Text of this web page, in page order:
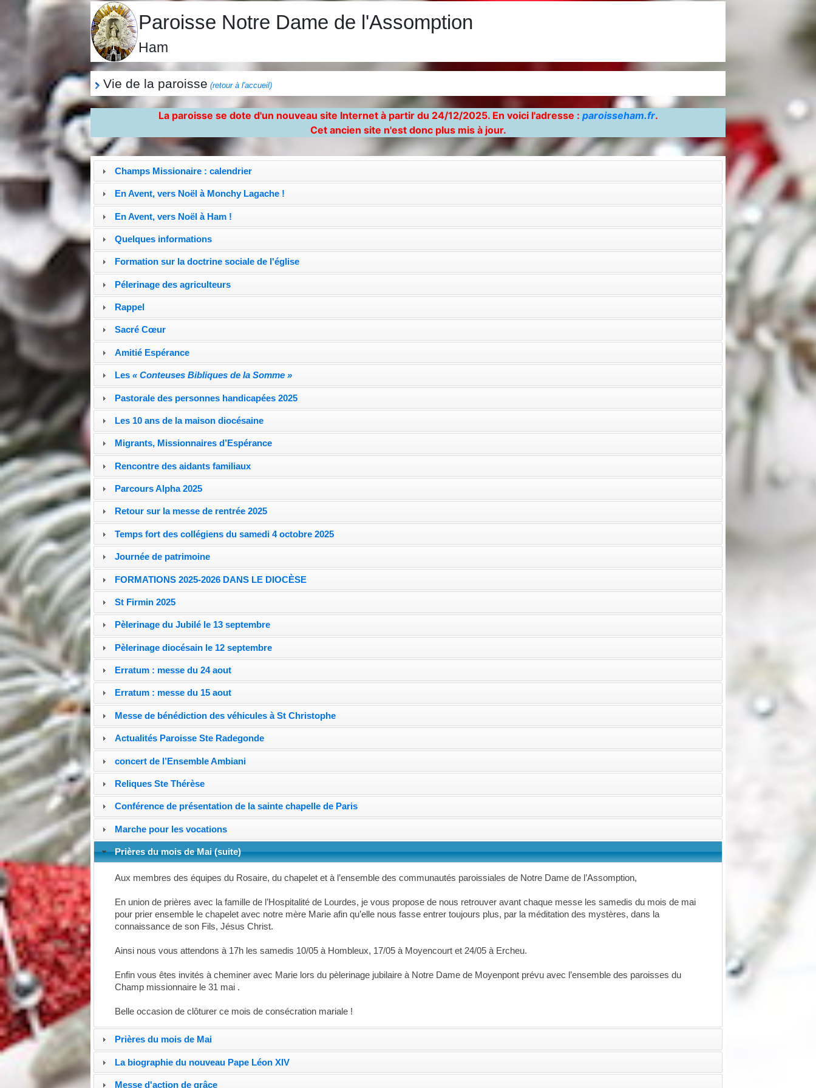
Paroisse Notre Dame de l'Assomption
Ham
Vie de la paroisse (retour à l'accueil)
La paroisse se dote d'un nouveau site Internet à partir du 24/12/2025. En voici l'adresse : paroisseham.fr.
Cet ancien site n'est donc plus mis à jour.
Champs Missionaire : calendrier
En Avent, vers Noël à Monchy Lagache !
En Avent, vers Noël à Ham !
Quelques informations
Formation sur la doctrine sociale de l'église
Pélerinage des agriculteurs
Rappel
Sacré Cœur
Amitié Espérance
Les« Conteuses Bibliques de la Somme »
Pastorale des personnes handicapées 2025
Les 10 ans de la maison diocésaine
Migrants, Missionnaires d’Espérance
Rencontre des aidants familiaux
Parcours Alpha 2025
Retour sur la messe de rentrée 2025
Temps fort des collégiens du samedi 4 octobre 2025
Journée de patrimoine
FORMATIONS 2025-2026 DANS LE DIOCÈSE
St Firmin 2025
Pèlerinage du Jubilé le 13 septembre
Pèlerinage diocésain le 12 septembre
Erratum : messe du 24 aout
Erratum : messe du 15 aout
Messe de bénédiction des véhicules à St Christophe
Actualités Paroisse Ste Radegonde
concert de l’Ensemble Ambiani
Reliques Ste Thérèse
Conférence de présentation de la sainte chapelle de Paris
Marche pour les vocations
Prières du mois de Mai (suite)
Aux membres des équipes du Rosaire, du chapelet et à l’ensemble des communautés paroissiales de Notre Dame de l’Assomption,
En union de prières avec la famille de l’Hospitalité de Lourdes, je vous propose de nous retrouver avant chaque messe les samedis du mois de mai
pour prier ensemble le chapelet avec notre mère Marie afin qu’elle nous fasse entrer toujours plus, par la méditation des mystères, dans la
connaissance de son Fils, Jésus Christ.
Ainsi nous vous attendons à 17h les samedis 10/05 à Hombleux, 17/05 à Moyencourt et 24/05 à Ercheu.
Enfin vous êtes invités à cheminer avec Marie lors du pèlerinage jubilaire à Notre Dame de Moyenpont prévu avec l’ensemble des paroisses du
Champ missionnaire le 31 mai .
Belle occasion de clôturer ce mois de consécration mariale !
Prières du mois de Mai
La biographie du nouveau Pape Léon XIV
Messe d'action de grâce